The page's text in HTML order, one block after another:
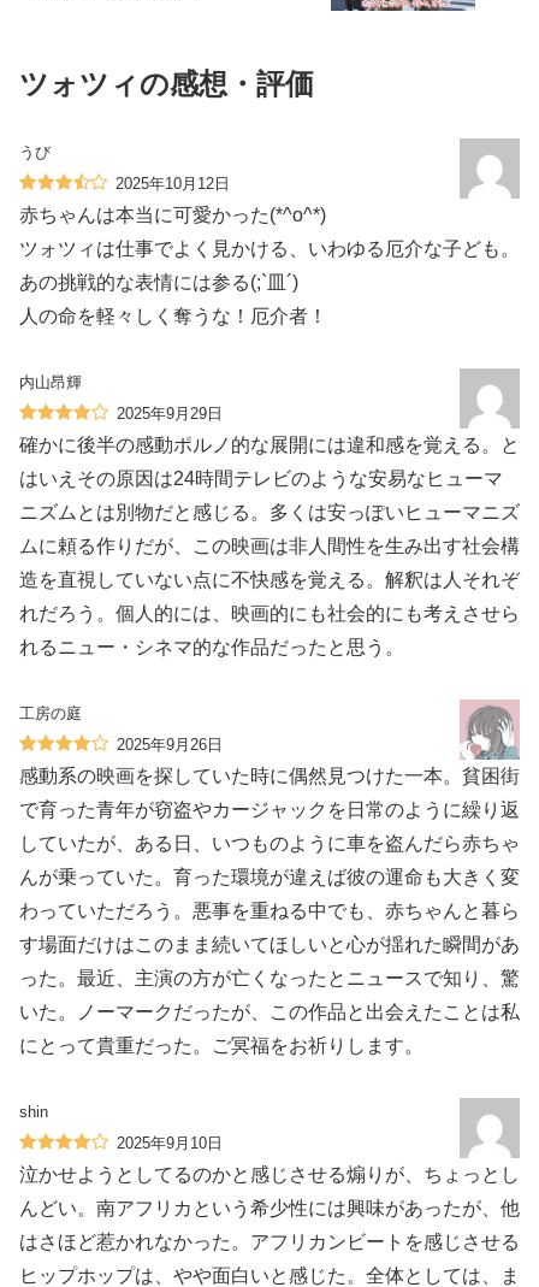
ツォツィの感想・評価
うび
2025年10月12日
赤ちゃんは本当に可愛かった(*^o^*)
ツォツィは仕事でよく見かける、いわゆる厄介な子ども。
あの挑戦的な表情には参る(;`皿´)
人の命を軽々しく奪うな！厄介者！
内山昂輝
2025年9月29日
確かに後半の感動ポルノ的な展開には違和感を覚える。と
はいえその原因は24時間テレビのような安易なヒューマ
ニズムとは別物だと感じる。多くは安っぽいヒューマニズ
ムに頼る作りだが、この映画は非人間性を生み出す社会構
造を直視していない点に不快感を覚える。解釈は人それぞ
れだろう。個人的には、映画的にも社会的にも考えさせら
れるニュー・シネマ的な作品だったと思う。
工房の庭
2025年9月26日
感動系の映画を探していた時に偶然見つけた一本。貧困街
で育った青年が窃盗やカージャックを日常のように繰り返
していたが、ある日、いつものように車を盗んだら赤ちゃ
んが乗っていた。育った環境が違えば彼の運命も大きく変
わっていただろう。悪事を重ねる中でも、赤ちゃんと暮ら
す場面だけはこのまま続いてほしいと心が揺れた瞬間があ
った。最近、主演の方が亡くなったとニュースで知り、驚
いた。ノーマークだったが、この作品と出会えたことは私
にとって貴重だった。ご冥福をお祈りします。
shin
2025年9月10日
泣かせようとしてるのかと感じさせる煽りが、ちょっとし
んどい。南アフリカという希少性には興味があったが、他
はさほど惹かれなかった。アフリカンビートを感じさせる
ヒップホップは、やや面白いと感じた。全体としては、ま